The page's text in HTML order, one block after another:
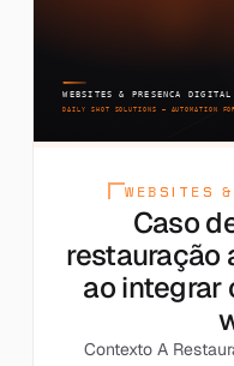
WEBSITES
Caso
restauração
ao integrar
Contexto A